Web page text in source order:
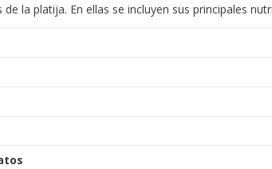
de la platija. En ellas se incluyen sus principales